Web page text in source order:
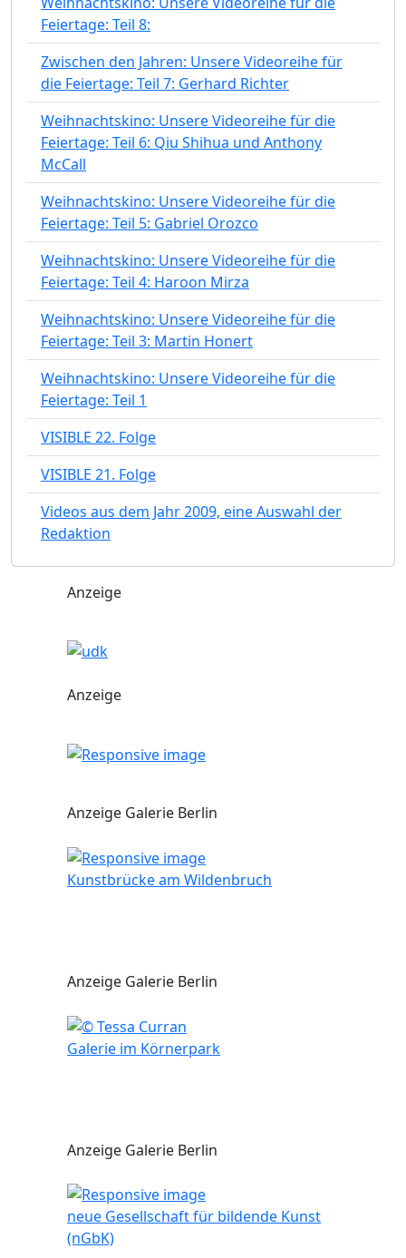
Feiertage: Teil 8:
Zwischen den Jahren: Unsere Videoreihe für
die Feiertage: Teil 7: Gerhard Richter
Weihnachtskino: Unsere Videoreihe für die
Feiertage: Teil 6: Qiu Shihua und Anthony
McCall
Weihnachtskino: Unsere Videoreihe für die
Feiertage: Teil 5: Gabriel Orozco
Weihnachtskino: Unsere Videoreihe für die
Feiertage: Teil 4: Haroon Mirza
Weihnachtskino: Unsere Videoreihe für die
Feiertage: Teil 3: Martin Honert
Weihnachtskino: Unsere Videoreihe für die
Feiertage: Teil 1
VISIBLE 22. Folge
VISIBLE 21. Folge
Videos aus dem Jahr 2009, eine Auswahl der
Redaktion
Anzeige
Anzeige
Anzeige Galerie Berlin
Kunstbrücke am Wildenbruch
Anzeige Galerie Berlin
Galerie im Körnerpark
Anzeige Galerie Berlin
neue Gesellschaft für bildende Kunst
(nGbK)